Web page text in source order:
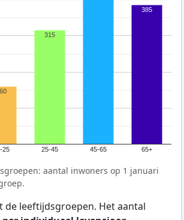
25 25-45 45-65 65+
315
385
aantal inwoners op 1 januari
de leeftijdsgroepen. Het aantal